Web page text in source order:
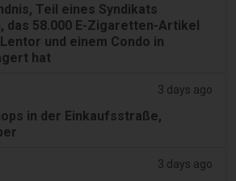
Teil eines Syndikats
das 58.000 E-Zigaretten-Artikel
und einem Condo in
hat
3 days ago
in der Einkaufsstraße,
3 days ago